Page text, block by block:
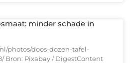
minder schade in
photos/doos-dozen-tafel-
Bron: Pixabay / DigestContent